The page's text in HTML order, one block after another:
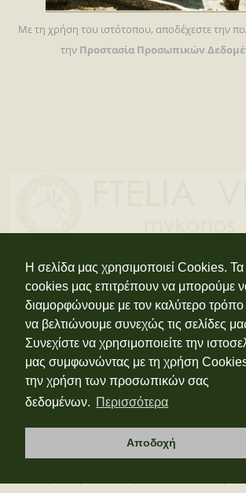
Η σελίδα μας χρησιμοποιεί Cookies. Τα
cookies μας επιτρέπουν να μπορούμε
διαμορφώνουμε με τον καλύτερο τρόπο
να βελτιώνουμε συνεχώς τις σελίδες
Συνεχίστε να χρησιμοποιείτε την
μας συμφωνώντας με τη χρήση Cookies
την χρήση των προσωπικών σας
δεδομένων. Περισσότερα
Αποδοχή
Με τη χρήση του ιστότοπου, αποδέχεστε την
την Προστασία Προσωπικών
Stay
us
ΔΙΑΜΟΝΗ ΤΟΠΟΘΕΣΙΑ
ΠΑΡΑΛΙΕΣ ΜΥΚΟΝΟΥ
ΕΠΙΚΟΙΝΩΝΙΑ
ΠΡΟΣΦΟΡΕΣ